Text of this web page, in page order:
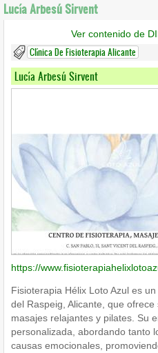
Lucía Arbesú Sirvent
Ver contenido de
Clínica De Fisioterapia Alicante
Lucía Arbesú Sirvent
https://
Fisioterapia Hélix Loto Azul es
del Raspeig, Alicante, que ofrece
masajes relajantes y pilates. Su
personalizada, abordando tanto
causas emocionales,